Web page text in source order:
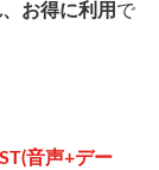
お得に利用 で
音声+デー